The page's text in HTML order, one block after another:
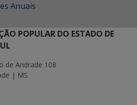
Anuais
POPULAR DO ESTADO DE
de Andrade 108
| MS